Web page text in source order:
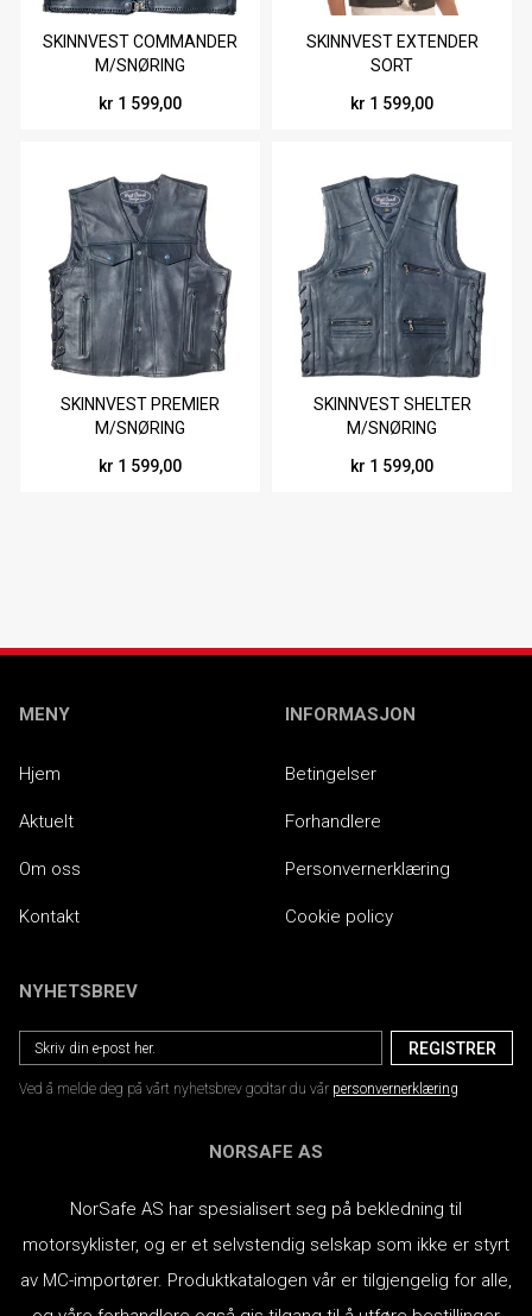
SKINNVEST COMMANDER
M/SNØRING
kr 1 599,00
SKINNVEST EXTENDER
SORT
kr 1 599,00
SKINNVEST PREMIER
M/SNØRING
kr 1 599,00
SKINNVEST SHELTER
M/SNØRING
kr 1 599,00
MENY
Hjem
Aktuelt
Om oss
Kontakt
INFORMASJON
Betingelser
Forhandlere
Personvernerklæring
Cookie policy
NYHETSBREV
Ved å melde deg på vårt nyhetsbrev godtar du vår personvernerklæring
NORSAFE AS
NorSafe AS har spesialisert seg på bekledning til
motorsyklister, og er et selvstendig selskap som ikke er styrt
av MC-importører. Produktkatalogen vår er tilgjengelig for alle,